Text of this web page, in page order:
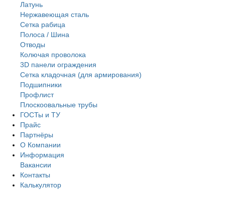
Латунь
Нержaвеющая сталь
Сетка рабица
Полоса / Шина
Отводы
Колючая проволока
3D панели ограждения
Сетка кладочная (для армирования)
Подшипники
Профлист
Плоскоовальные трубы
ГОСТы и ТУ
Прайс
Партнёры
О Компании
Информация
Вакансии
Контакты
Калькулятор